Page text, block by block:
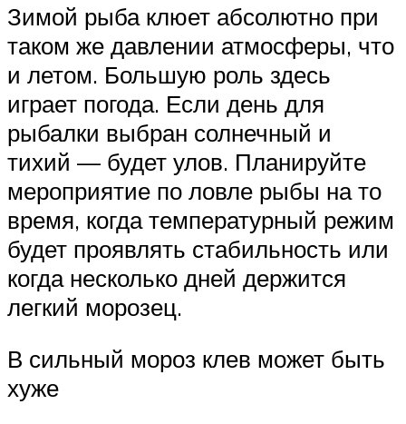
Зимой рыба клюет абсолютно при
таком же давлении атмосферы, что
и летом. Большую роль здесь
играет погода. Если день для
рыбалки выбран солнечный и
тихий — будет улов. Планируйте
мероприятие по ловле рыбы на то
время, когда температурный режим
будет проявлять стабильность или
когда несколько дней держится
легкий морозец.
В сильный мороз клев может быть
хуже